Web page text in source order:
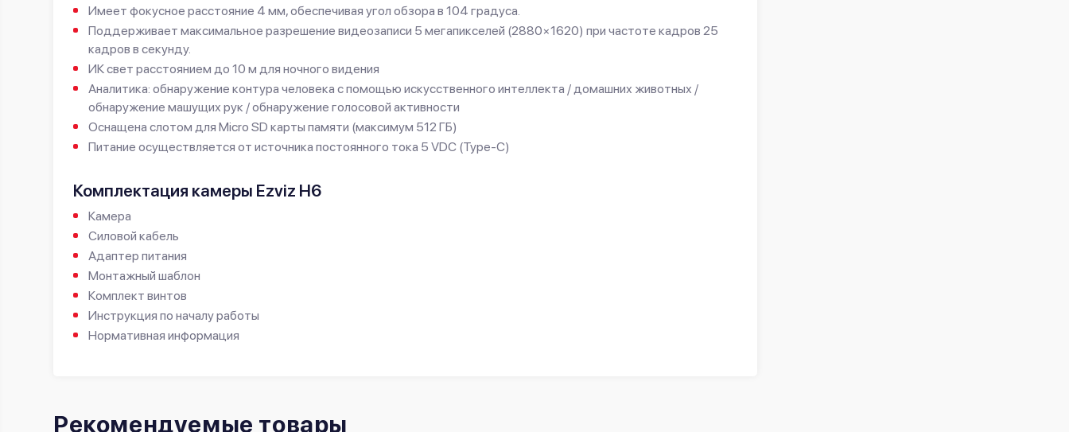
Имеет фокусное расстояние 4 мм, обеспечивая угол обзора в 104 градуса.
Поддерживает максимальное разрешение видеозаписи 5 мегапикселей (2880×1620) при частоте кадров 25
кадров в секунду.
ИК свет расстоянием до 10 м для ночного видения
Аналитика: обнаружение контура человека с помощью искусственного интеллекта / домашних животных /
обнаружение машущих рук / обнаружение голосовой активности
Оснащена слотом для Micro SD карты памяти (максимум 512 ГБ)
Питание осуществляется от источника постоянного тока 5 VDC (Type-C)
Комплектация камеры Ezviz H6
Камера
Силовой кабель
Адаптер питания
Монтажный шаблон
Комплект винтов
Инструкция по началу работы
Нормативная информация
Рекомендуемые товары